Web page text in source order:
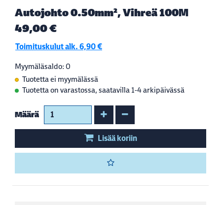
Autojohto 0.50mm², Vihreä 100M
49,00 €
Toimituskulut alk. 6,90 €
Myymäläsaldo: 0
Tuotetta ei myymälässä
Tuotetta on varastossa, saatavilla 1-4 arkipäivässä
Määrä Kasvata määrää
Vähennä määrää
Lisää koriin